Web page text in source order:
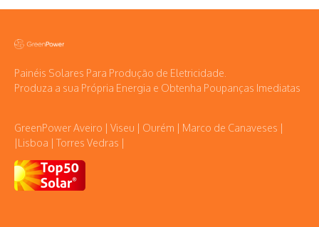
Painéis Solares Para Produção de Eletricidade.
Produza a sua Própria Energia e Obtenha Poupanças Imediatas
GreenPower Aveiro | Viseu | Ourém | Marco de Canaveses |
|Lisboa | Torres Vedras |